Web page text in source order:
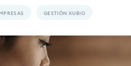
GESTIÓN XUBIO